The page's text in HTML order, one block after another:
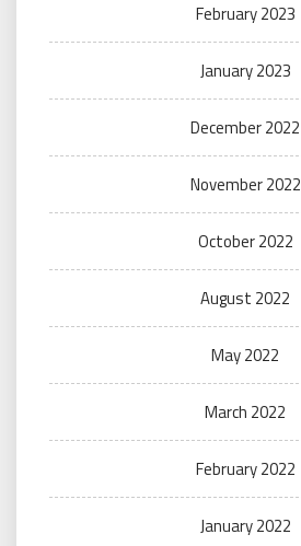
February 2023
January 2023
December 2022
November 2022
October 2022
August 2022
May 2022
March 2022
February 2022
January 2022